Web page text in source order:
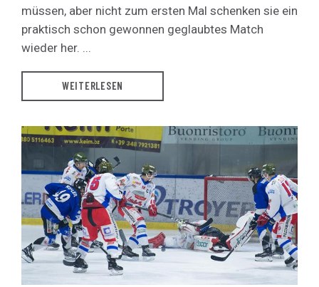
müssen, aber nicht zum ersten Mal schenken sie ein
praktisch schon gewonnen geglaubtes Match
wieder her. ...
WEITERLESEN